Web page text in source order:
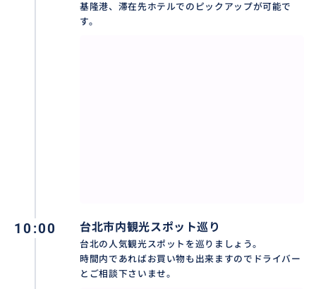
台北市内到着後以下の1-3箇所程度観光スポットを巡り
・永康街
基隆港、滞在先ホテルでのピックアップが可能で
す。
10:00 台北市内観光スポット巡り
台北の人気観光スポットを巡りましょう。
時間内であればお買い物も出来ますのでドライバー
とご相談下さいませ。